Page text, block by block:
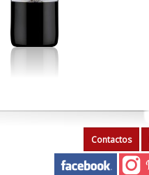
Contactos